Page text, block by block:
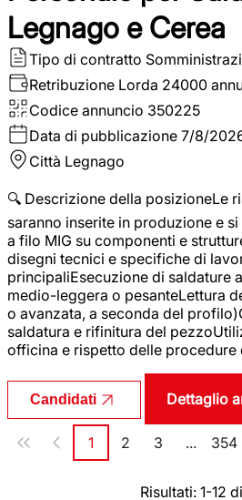
Legnago e Cerea
Tipo di contratto
Retribuzione Lorda 24000
Codice annuncio 350225
Data di pubblicazione 7/8/
Città Legnago
🔍 Descrizione della posizioneLe
saranno inserite in produzione e
a filo MIG su componenti e
disegni tecnici e specifiche di
principaliEsecuzione di saldature
medio-leggera o pesanteLettura
o avanzata, a seconda del
saldatura e rifinitura del
officina e rispetto delle procedure
Candidati Dettaglio
Paginazione
Pagina
1 Pagina
2 Pagina
3 ... 354
Risultati: 1-12